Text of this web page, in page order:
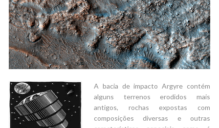
A bacia de impacto Argyre contém
alguns terrenos erodidos mais
antigos, rochas expostas com
composições diversas e outras